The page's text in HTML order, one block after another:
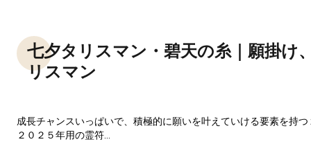
七夕タリスマン・碧天の糸｜願掛け
リスマン
成長チャンスいっぱいで、積極的に願いを叶えていける要素を持
２０２５年用の霊符...